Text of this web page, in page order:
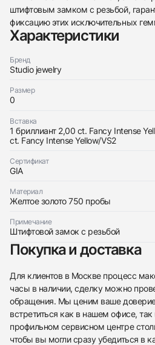
438
285
145
142
205
204
195
150
6
штифтовым замком с резьбой,
фиксацию этих исключительных
Характеристики
Бренд
Studio jewelry
Размер
0
Вставка
1 бриллиант 2,00 ct. Fancy Intense
ct. Fancy Intense Yellow/VS2
Сертификат
GIA
Материал
Желтое золото 750 пробы
Примечание
Штифтовой замок с резьбой
Покупка и доставка
Для клиентов в Москве процесс
часы в наличии, сделку можно
обращения. Мы ценим ваше
встретиться как в нашем офисе,
профильном сервисном центре
чтобы вы могли сразу убедиться в
Купить эти часы
с вами
НовыеКоробка + Документы
$34,000
Отправить
Оставьте ваши контактные
с вами
Приложите фото
Отправить